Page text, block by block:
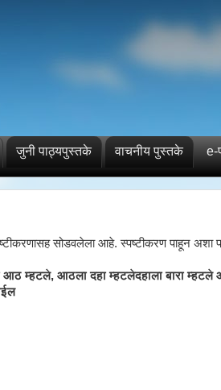
जुनी पाठ्यपुस्तके वाचनीय पुस्तके e-
सोडवलेला आहे. स्पष्टीकरण पाहून
म्हटले, आठला दहा म्हटलेदहाला बारा म्हटले